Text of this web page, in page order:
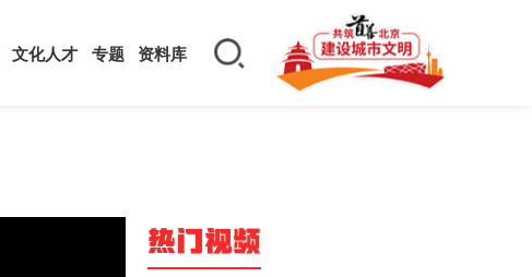
文化人才 专题 资料库
热门视频